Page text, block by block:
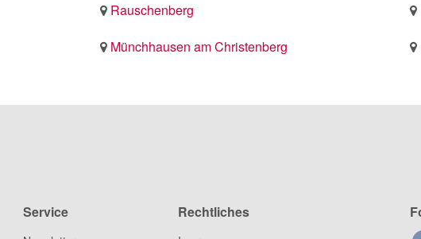
Rauschenberg
Münchhausen am Christenberg
Service Rechtliches